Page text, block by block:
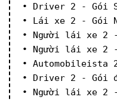
• Driver 2 - Gói
• Lái xe 2 - Gói
• Người lái xe 2 -
• Người lái xe 2
• Automobileista
• Driver 2 - Gói
• Người lái xe 2 -